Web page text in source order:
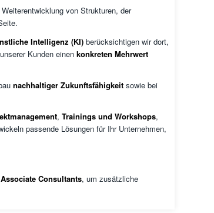
von Strukturen, der
Intelligenz (KI)berücksichtigen wir dort,
Kunden einen konkreten Mehrwert
nachhaltiger Zukunftsfähigkeitsowie bei
, Trainings und Workshops,
passende Lösungen für Ihr Unternehmen,
Consultants, um zusätzliche